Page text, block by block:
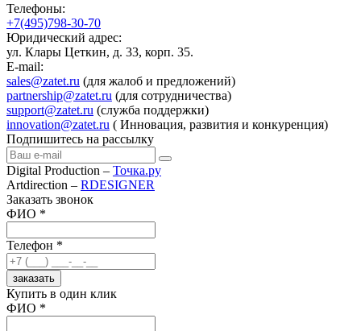
Телефоны:
+7(495)798-30-70
Юридический адрес:
ул. Клары Цеткин, д. 33, корп. 35.
E-mail:
sales@zatet.ru (для жалоб и предложений)
partnership@zatet.ru (для сотрудничества)
support@zatet.ru (служба поддержки)
innovation@zatet.ru ( Инновация, развития и конкуренция)
Подпишитесь на рассылку
Digital Production – Точка.ру
Artdirection – RDESIGNER
Заказать звонок
ФИО *
Телефон *
заказать
Купить в один клик
ФИО *